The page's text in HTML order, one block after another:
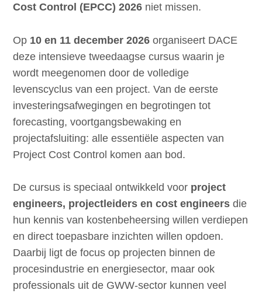
Cost Control (EPCC) 2026 niet missen.
Op 10 en 11 december 2026 organiseert DACE
deze intensieve tweedaagse cursus waarin je
wordt meegenomen door de volledige
levenscyclus van een project. Van de eerste
investeringsafwegingen en begrotingen tot
forecasting, voortgangsbewaking en
projectafsluiting: alle essentiële aspecten van
Project Cost Control komen aan bod.
De cursus is speciaal ontwikkeld voor project
engineers, projectleiders en cost engineers die
hun kennis van kostenbeheersing willen verdiepen
en direct toepasbare inzichten willen opdoen.
Daarbij ligt de focus op projecten binnen de
procesindustrie en energiesector, maar ook
professionals uit de GWW-sector kunnen veel